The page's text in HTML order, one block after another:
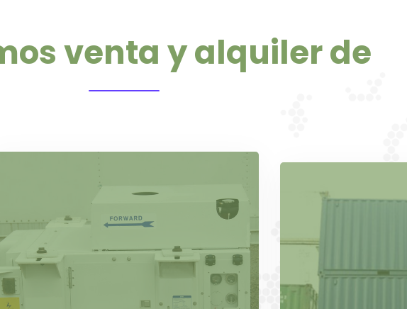
venta y alquiler de